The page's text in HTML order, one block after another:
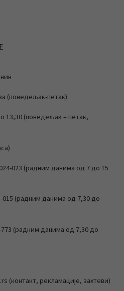
(понедељак-петак)
13,30 (понедељак – петак,
023 (радним данима од 7 до 15
015 (радним данима од 7,30 до
(радним данима од 7,30 до
(контакт, рекламације, захтеви)